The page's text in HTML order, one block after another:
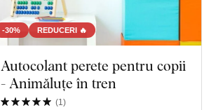
-30% REDUCERI 🔥
Autocolant perete pentru copii
- Animăluțe în tren
(1)